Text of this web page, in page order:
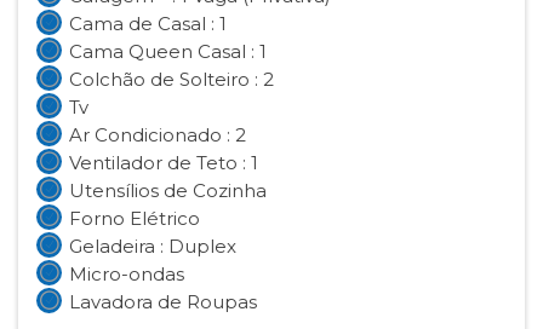
Cama de Casal : 1
Cama Queen Casal : 1
Colchão de Solteiro : 2
Tv
Ar Condicionado : 2
Ventilador de Teto : 1
Utensílios de Cozinha
Forno Elétrico
Geladeira : Duplex
Micro-ondas
Lavadora de Roupas